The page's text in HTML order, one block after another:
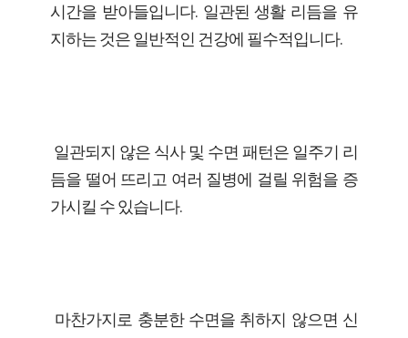
시간을 받아들입니다. 일관된 생활 리듬을 유
지하는 것은 일반적인 건강에 필수적입니다.
일관되지 않은 식사 및 수면 패턴은 일주기 리
듬을 떨어 뜨리고 여러 질병에 걸릴 위험을 증
가시킬 수 있습니다.
마찬가지로 충분한 수면을 취하지 않으면 신